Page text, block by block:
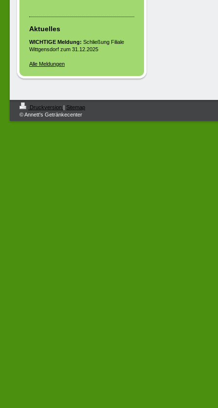
Aktuelles
WICHTIGE Meldung: Schließung Filiale
Wittgensdorf zum 31.12.2025
Alle Meldungen
Druckversion | Sitemap
© Annett's Getränkecenter